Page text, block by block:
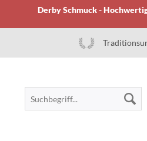
Derby Schmuck -